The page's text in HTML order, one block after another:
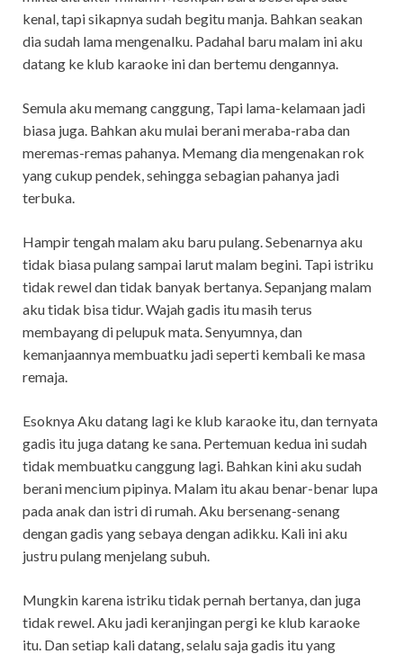
kenal, tapi sikapnya sudah begitu manja. Bahkan seakan
dia sudah lama mengenalku. Padahal baru malam ini aku
datang ke klub karaoke ini dan bertemu dengannya.
Semula aku memang canggung, Tapi lama-kelamaan jadi
biasa juga. Bahkan aku mulai berani meraba-raba dan
meremas-remas pahanya. Memang dia mengenakan rok
yang cukup pendek, sehingga sebagian pahanya jadi
terbuka.
Hampir tengah malam aku baru pulang. Sebenarnya aku
tidak biasa pulang sampai larut malam begini. Tapi istriku
tidak rewel dan tidak banyak bertanya. Sepanjang malam
aku tidak bisa tidur. Wajah gadis itu masih terus
membayang di pelupuk mata. Senyumnya, dan
kemanjaannya membuatku jadi seperti kembali ke masa
remaja.
Esoknya Aku datang lagi ke klub karaoke itu, dan ternyata
gadis itu juga datang ke sana. Pertemuan kedua ini sudah
tidak membuatku canggung lagi. Bahkan kini aku sudah
berani mencium pipinya. Malam itu akau benar-benar lupa
pada anak dan istri di rumah. Aku bersenang-senang
dengan gadis yang sebaya dengan adikku. Kali ini aku
justru pulang menjelang subuh.
Mungkin karena istriku tidak pernah bertanya, dan juga
tidak rewel. Aku jadi keranjingan pergi ke klub karaoke
itu. Dan setiap kali datang, selalu saja gadis itu yang